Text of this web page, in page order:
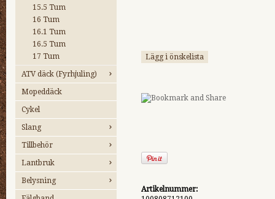
15.5 Tum
16 Tum
16.1 Tum
16.5 Tum
17 Tum
ATV däck (Fyrhjuling)
Mopeddäck
Cykel
Slang
Tillbehör
Lantbruk
Belysning
Lägg i önskelista
Artikelnummer: